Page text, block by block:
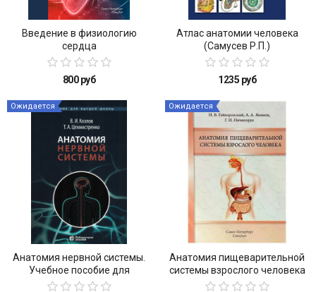
Введение в физиологию
сердца
800 руб
Атлас анатомии человека
(Самусев Р.П.)
1235 руб
Ожидается
Анатомия нервной системы.
Учебное пособие для
студентов
Ожидается
Анатомия пищеварительной
системы взрослого человека